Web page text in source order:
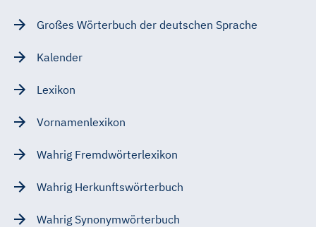
Großes Wörterbuch der deutschen Sprache
Kalender
Lexikon
Vornamenlexikon
Wahrig Fremdwörterlexikon
Wahrig Herkunftswörterbuch
Wahrig Synonymwörterbuch